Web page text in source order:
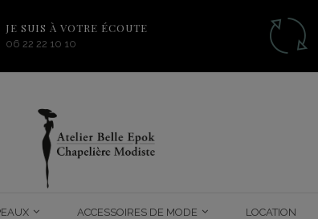
JE SUIS À VOTRE ÉCOUTE
06 22 22 10 10
ACCESSOIRES DE MODE LOCATION